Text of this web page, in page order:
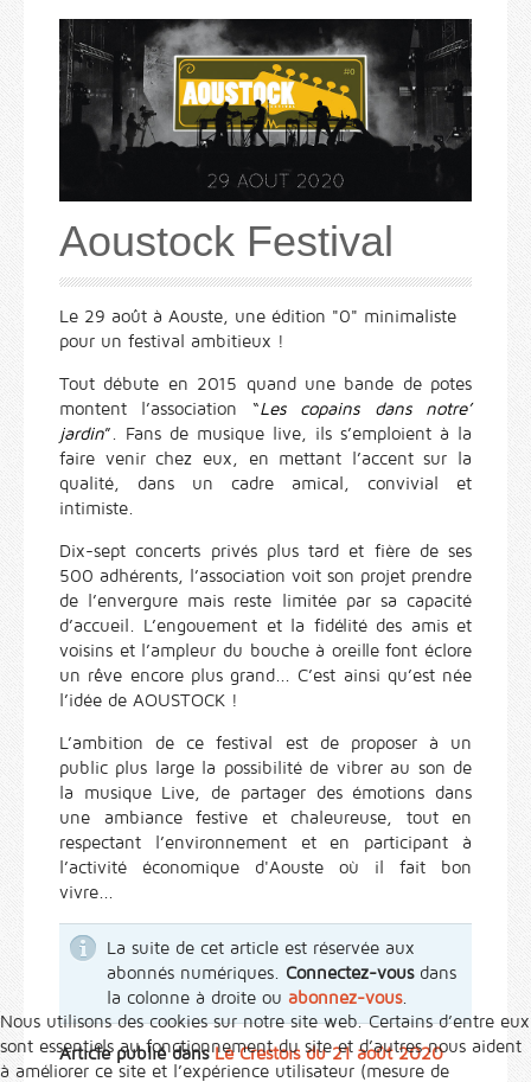
Aoustock Festival
Le 29 août à Aouste, une édition "0" minimaliste
pour un festival ambitieux !
Tout débute en 2015 quand une bande de potes
montent l’association “Les copains dans notre’
jardin”. Fans de musique live, ils s’emploient à la
faire venir chez eux, en mettant l’accent sur la
qualité, dans un cadre amical, convivial et
intimiste.
Dix-sept concerts privés plus tard et fière de ses
500 adhérents, l’association voit son projet prendre
de l’envergure mais reste limitée par sa capacité
d’accueil. L’engouement et la fidélité des amis et
voisins et l’ampleur du bouche à oreille font éclore
un rêve encore plus grand... C’est ainsi qu’est née
l’idée de AOUSTOCK !
L’ambition de ce festival est de proposer à un
public plus large la possibilité de vibrer au son de
la musique Live, de partager des émotions dans
une ambiance festive et chaleureuse, tout en
respectant l’environnement et en participant à
l’activité économique d'Aouste où il fait bon
vivre...
La suite de cet article est réservée aux
abonnés numériques. Connectez-vousdans
la colonne à droite ou abonnez-vous.
Article publié dansLe Crestois du 21 août 2020
Nous utilisons des cookies sur notre site web. Certains d’entre eux
sont essentiels au fonctionnement du site et d’autres nous aident
à améliorer ce site et l’expérience utilisateur (mesure de